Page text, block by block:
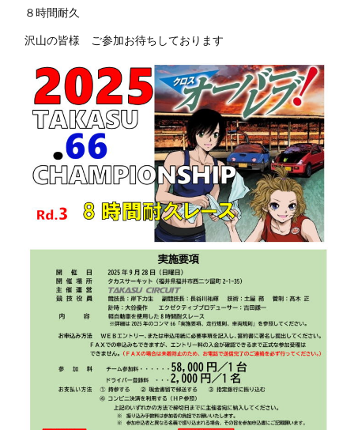
８時間耐久
沢山の皆様 ご参加お待ちしております